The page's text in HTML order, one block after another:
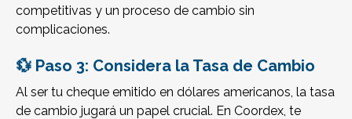
competitivas y un proceso de cambio sin
complicaciones.
💱 Paso 3: Considera la Tasa de Cambio
Al ser tu cheque emitido en dólares americanos, la tasa
de cambio jugará un papel crucial. En Coordex, te